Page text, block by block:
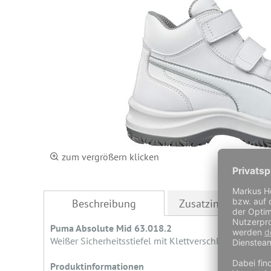
zum vergrößern klicken
Beschreibung
Puma Absolute Mid 63.018.2
Weißer Sicherheitsstiefel mit Klettverschluss
Produktinformationen